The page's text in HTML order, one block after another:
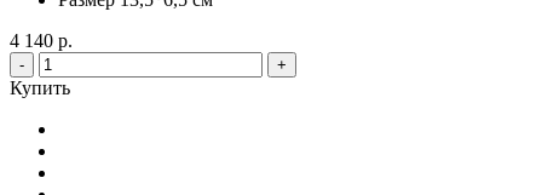
4 140 р.
- +
Купить